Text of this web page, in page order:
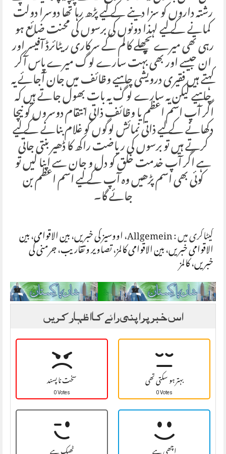
رشتہ داروں کو سزا دینے کے لیے پڑھ رہا تھا دوسرا دولت
کمانے کے لیے لہذا دونوں کی برسوں کی محنت ضائع ہو
رہی تھی میرے پچھلے کالم کے سرکاری ریٹائرڈ آفیسر اور
ان جیسے اور بھی بہت سارے لوگ میرے پاس آکر
کہتے ہیں فقیری درویشی چاہیے وظائف میں جان آجائے یہ
چاہیے لیکن یہ سارے لوگ یہ بات بھول جاتے ہیں کہ
اگر آپ اسم اعظم یا وظائف ذاتی انتقام دوسروں کو نیچا
دکھانے کے لیے ذاتی نمائش لوگوں کو غلام بنانے کے لیے
کرتے ہیں تو برسوں کی ریاضت راکھ کا ڈھیر بنتی جاتی
ہے اگر آپ خدمت خلق کو دل و جان سے اپنا لیں تو
کوئی بھی اسم پڑھیں وہ آپ کے لیے اسم اعظم بن
جائے گا۔
کیٹاگری میں :Allgemein،اووسیز کی خبریں،بین الاقوامی،بین الاقوامی خبریں،بین الاقوامی کالمز،تصاویر و تقاریب،جرمنی کی خبریں،کالمز
اس خبر پر اپنی رائے کا اظہار کریں
سخت نا پسند
0 Votes بہتر ہو سکتی تھی
0 Votes